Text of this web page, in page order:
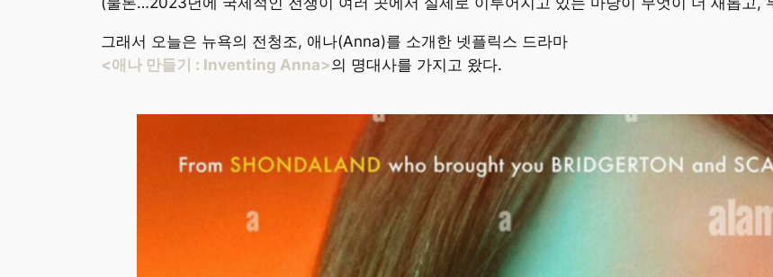
그래서 오늘은 뉴욕의 전청조, 애나(Anna)를 소개한 넷플릭스 드라마
<애나 만들기 : Inventing Anna>의 명대사를 가지고 왔다.